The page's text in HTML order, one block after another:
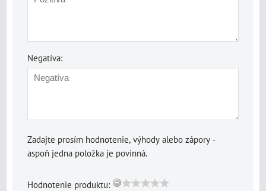
Negatíva:
Zadajte prosím hodnotenie, výhody alebo zápory -
aspoň jedna položka je povinná.
Hodnotenie produktu: